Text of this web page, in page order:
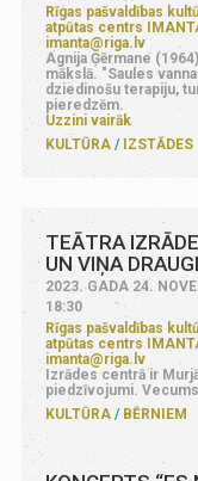
Rīgas pašvaldības
atpūtas centrs
imanta@riga.lv
Agnija Ģērmane
mākslā. "Saules
dziedinošu terapiju,
pieredzēm.
Uzzini vairāk
KULTŪRA
IZSTĀDES
TEĀTRA
UN VIŅA
2023. GADA 24.
18:30
Rīgas pašvaldības
atpūtas centrs
imanta@riga.lv
Izrādes centrā ir
piedzīvojumi.
KULTŪRA
BĒRNIEM